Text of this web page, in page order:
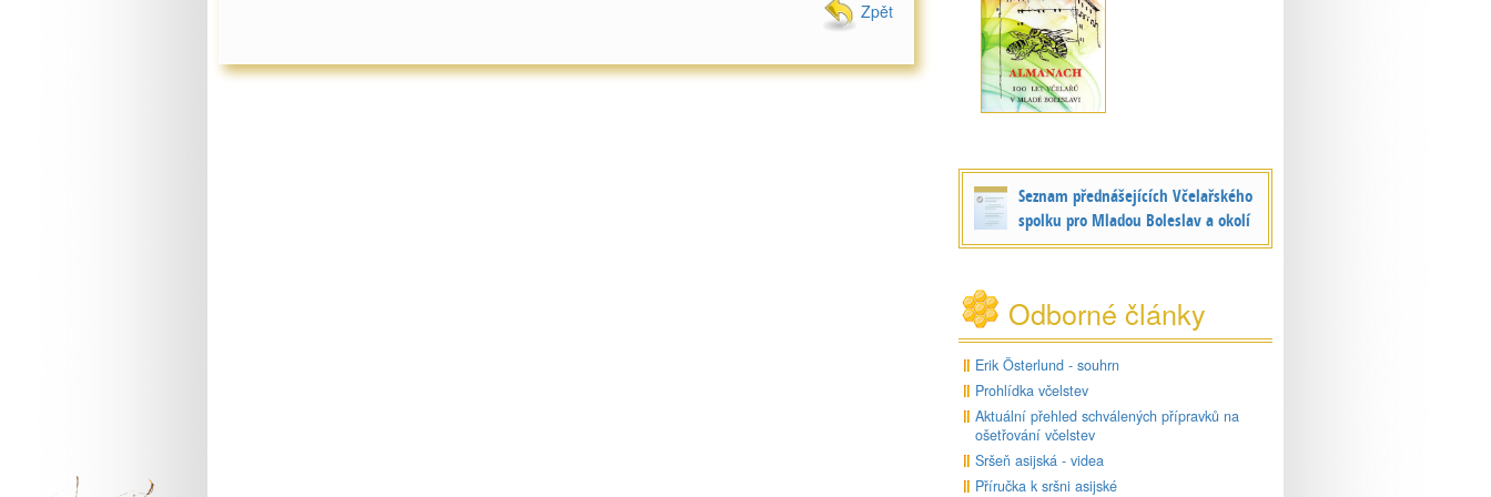
Zpět
Seznam přednášejících Včelařského
spolku pro Mladou Boleslav a okolí
Odborné články
Erik Österlund - souhrn
Prohlídka včelstev
Aktuální přehled schválených přípravků na
ošetřování včelstev
Sršeň asijská - videa
Příručka k sršni asijské